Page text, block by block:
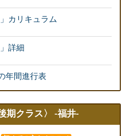
カリキュラム
詳細
年間進行表
期クラス〉 -福井-